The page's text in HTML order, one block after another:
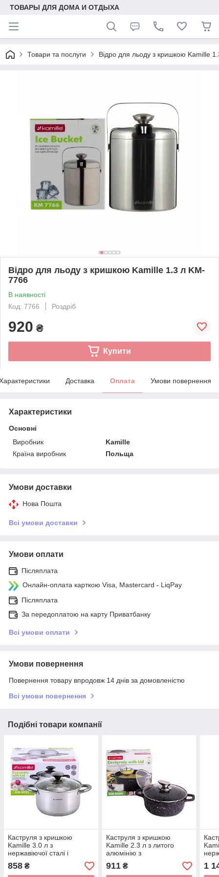
ТОВАРЫ ДЛЯ ДОМА И ОТДЫХА
Товари та послуги Відро для льоду з кришкою Kamille
Відро для льоду з кришкою Kamille 1.3 л KM-
7766
В наявності
Код: 7766
Роздріб
920 ₴
Купити
Доставка Оплата Умови повернення
Характеристики
Основні
Виробник
Kamille
Країна виробник
Польща
Умови доставки
Нова Пошта
Всі умови доставки
Умови оплати
Післяплата
Онлайн-оплата карткою Visa, Mastercard - LiqPay
Післяплата
За передоплатою на карту Приватбанку
Всі умови оплати
Умови повернення
Повернення товару впродовж 14 днів за домовленістю
Всі умови повернення
Подібні товари компанії
Каструля з кришкою
Kamille 3.0 л з
нержавіючої сталі і
порожнистими ручками
для індукції і газу KM-4922
858 ₴
Каструля з кришкою
Kamille 2.3 л з литого
алюмінію з
антипригарним покриттям
і для індукції і газу KM-
911₴
для
1